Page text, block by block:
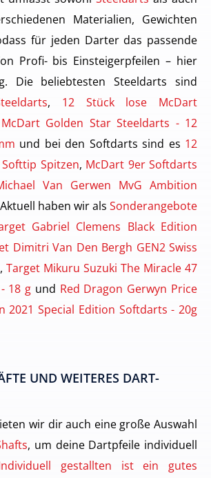
Materialien, Gewichten
für jeden Darter das passende
Profi- bis Einsteigerpfeilen – hier
Die beliebtesten Steeldarts sind
, 12 Stück lose McDart
McDart Golden Star Steeldarts - 12
und bei den Softdarts sind es 12
Spitzen, McDart 9er Softdarts
Van Gerwen MvG Ambition
haben wir als Sonderangebote
Gabriel Clemens Black Edition
Dimitri Van Den Bergh GEN2 Swiss
, Target Mikuru Suzuki The Miracle 47
18 g und Red Dragon Gerwyn Price
2021 Special Edition Softdarts - 20g
UND WEITERES DART-
wir dir auch eine große Auswahl
, um deine Dartpfeile individuell
gestallten ist ein gutes